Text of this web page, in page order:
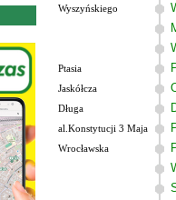
Wyszyńskiego
Ptasia
Jaskółcza
Długa
al.Konstytucji 3 Maja
Wrocławska